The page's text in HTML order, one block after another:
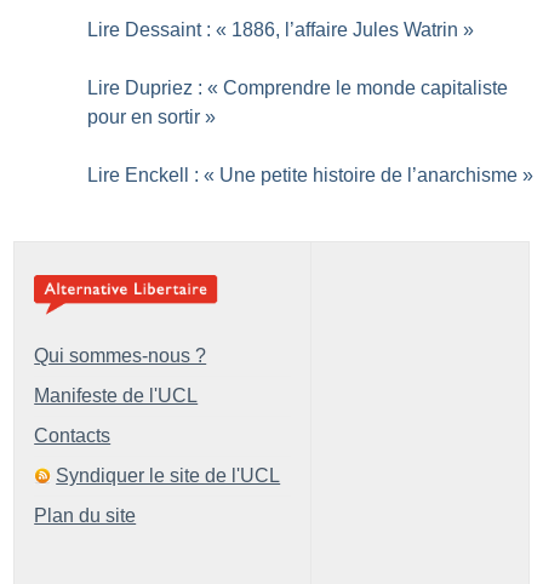
Lire Dessaint : « 1886, l’affaire Jules Watrin »
Lire Dupriez : « Comprendre le monde capitaliste
pour en sortir »
Lire Enckell : « Une petite histoire de l’anarchisme »
Qui sommes-nous ?
Manifeste de l'UCL
Contacts
Syndiquer le site de l'UCL
Plan du site